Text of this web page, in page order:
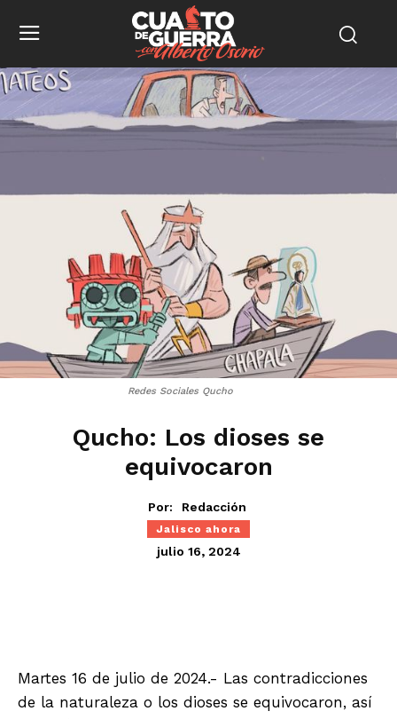
Redes Sociales Qucho
Qucho: Los dioses se
equivocaron
Por: Redacción
Jalisco ahora
julio 16, 2024
Martes 16 de julio de 2024.- Las contradicciones
de la naturaleza o los dioses se equivocaron, así